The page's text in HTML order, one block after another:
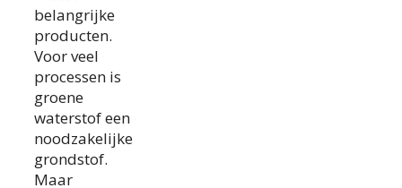
belangrijke
producten.
Voor veel
processen is
groene
waterstof een
noodzakelijke
grondstof.
Maar